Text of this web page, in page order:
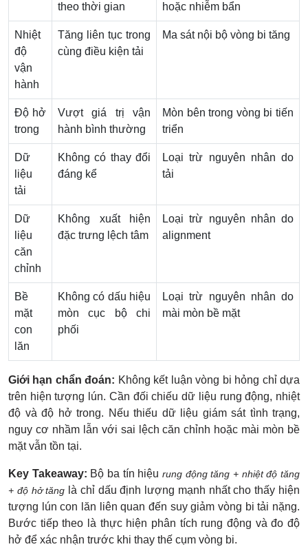
theo thời gian
hoặc nhiễm bẩn
Nhiệt
độ
vận
hành
Tăng liên tục trong
cùng điều kiện tải
Ma sát nội bộ vòng bi tăng
Độ hở
trong
Vượt giá trị vận
hành bình thường
Mòn bên trong vòng bi tiến
triển
Dữ
liệu
tải
Không có thay đổi
đáng kể
Loại trừ nguyên nhân do
tải
Dữ
liệu
căn
chỉnh
Không xuất hiện
đặc trưng lệch tâm
Loại trừ nguyên nhân do
alignment
Bề
mặt
con
lăn
Không có dấu hiệu
mòn cục bộ chi
phối
Loại trừ nguyên nhân do
mài mòn bề mặt
Giới hạn chẩn đoán: Không kết luận vòng bi hỏng chỉ dựa
trên hiện tượng lún. Cần đối chiếu dữ liệu rung động, nhiệt
độ và độ hở trong. Nếu thiếu dữ liệu giám sát tình trạng,
nguy cơ nhầm lẫn với sai lệch căn chỉnh hoặc mài mòn bề
mặt vẫn tồn tại.
Key Takeaway: Bộ ba tín hiệurung động tăng + nhiệt độ tăng
+ độ hở tăng là chỉ dấu định lượng mạnh nhất cho thấy hiện
tượng lún con lăn liên quan đến suy giảm vòng bi tải nặng.
Bước tiếp theo là thực hiện phân tích rung động và đo độ
hở để xác nhận trước khi thay thế cụm vòng bi.